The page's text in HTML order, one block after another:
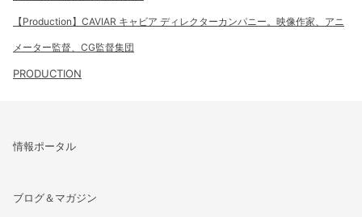
【Production】CAVIAR キャビア ディレクターカンパニー。映像作家、アニ
メーター監督、CG監督集団
PRODUCTION
情報ポータル
ブログ＆マガジン